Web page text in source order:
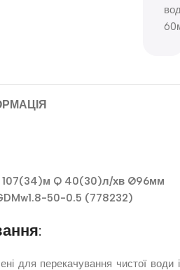
107(34)м Q 40(30)л/хв Ø96мм
50-0.5 (778232)
для перекачування чистої води і